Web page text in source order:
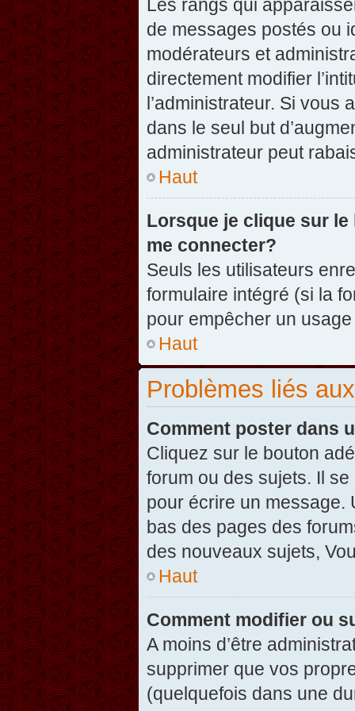
Les rangs qui
de messages postés ou
modérateurs et
directement modifier
l’administrateur. Si vous
dans le seul but
administrateur peut
Haut
Lorsque je clique sur
me connecter?
Seuls les utilisateurs
formulaire intégré (si la
pour empêcher un
Haut
Problèmes liés
Comment poster dans
Cliquez sur le bouton
forum ou des sujets. Il
pour écrire un message.
bas des pages des
des nouveaux sujets,
Haut
Comment modifier ou
A moins d’être
supprimer que vos
(quelquefois dans une